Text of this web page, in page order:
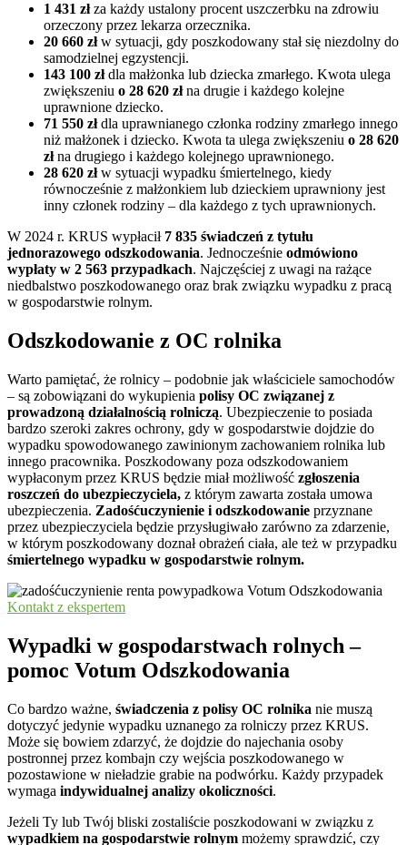
1 431 złza każdy ustalony procent uszczerbku na zdrowiu
orzeczony przez lekarza orzecznika.
20 660 złw sytuacji, gdy poszkodowany stał się niezdolny do
samodzielnej egzystencji.
143 100 złdla małżonka lub dziecka zmarłego. Kwota ulega
zwiększeniu o 28 620 złna drugie i każdego kolejne
uprawnione dziecko.
71 550 złdla uprawnianego członka rodziny zmarłego innego
niż małżonek i dziecko. Kwota ta ulega zwiększeniu o 28 620
złna drugiego i każdego kolejnego uprawnionego.
28 620 złw sytuacji wypadku śmiertelnego, kiedy
równocześnie z małżonkiem lub dzieckiem uprawniony jest
inny członek rodziny – dla każdego z tych uprawnionych.
W 2024 r. KRUS wypłacił 7 835 świadczeń z tytułu
jednorazowego odszkodowania. Jednocześnie odmówiono
wypłaty w 2 563 przypadkach. Najczęściej z uwagi na rażące
niedbalstwo poszkodowanego oraz brak związku wypadku z pracą
w gospodarstwie rolnym.
Odszkodowanie z OC rolnika
Warto pamiętać, że rolnicy – podobnie jak właściciele samochodów
– są zobowiązani do wykupienia polisy OC związanej z
prowadzoną działalnością rolniczą. Ubezpieczenie to posiada
bardzo szeroki zakres ochrony, gdy w gospodarstwie dojdzie do
wypadku spowodowanego zawinionym zachowaniem rolnika lub
innego pracownika. Poszkodowany poza odszkodowaniem
wypłaconym przez KRUS będzie miał możliwość zgłoszenia
roszczeń do ubezpieczyciela, z którym zawarta została umowa
ubezpieczenia. Zadośćuczynienie i odszkodowanie przyznane
przez ubezpieczyciela będzie przysługiwało zarówno za zdarzenie,
w którym poszkodowany doznał obrażeń ciała, ale też w przypadku
śmiertelnego wypadku w gospodarstwie rolnym.
Kontakt z ekspertem
Wypadki w gospodarstwach rolnych –
pomoc Votum Odszkodowania
Co bardzo ważne, świadczenia z polisy OC rolnika nie muszą
dotyczyć jedynie wypadku uznanego za rolniczy przez KRUS.
Może się bowiem zdarzyć, że dojdzie do najechania osoby
postronnej przez kombajn czy wejścia poszkodowanego w
pozostawione w nieładzie grabie na podwórku. Każdy przypadek
wymaga indywidualnej analizy okoliczności.
Jeżeli Ty lub Twój bliski zostaliście poszkodowani w związku z
wypadkiem na gospodarstwie rolnym możemy sprawdzić, czy